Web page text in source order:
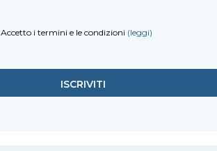
Accetto i termini e le condizioni (leggi)